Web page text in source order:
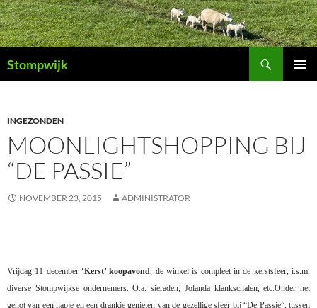
Ga
naar
de
inhoud
Stompwijk
INGEZONDEN
MOONLIGHTSHOPPING BIJ
“DE PASSIE”
NOVEMBER 23, 2015 ADMINISTRATOR
Vrijdag 11 december ‘Kerst’ koopavond, de winkel is compleet in de kerstsfeer, i.s.m.
diverse Stompwijkse ondernemers. O.a. sieraden, Jolanda klankschalen, etc.Onder het
genot van een hapje en een drankje genieten van de gezellige sfeer bij “De Passie”, tussen